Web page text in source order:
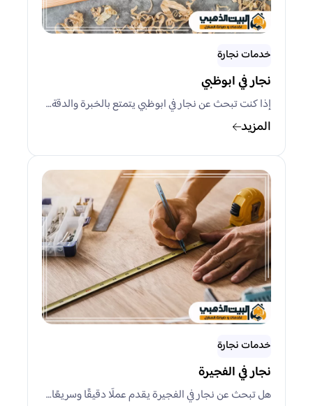
خدمات نجارة
نجار في ابوظبي
إذا كنت تبحث عن نجار في ابوظبي يتمتع بالخبرة والدقة…
المزيد
خدمات نجارة
نجار في الفجيرة
هل تبحث عن نجار في الفجيرة يقدم عملًا دقيقًا وسريعًا…